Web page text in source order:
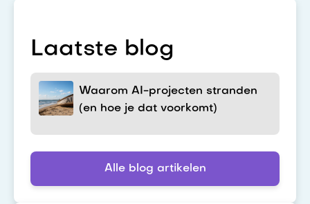
Laatste blog
Waarom AI-projecten stranden
(en hoe je dat voorkomt)
Alle blog artikelen